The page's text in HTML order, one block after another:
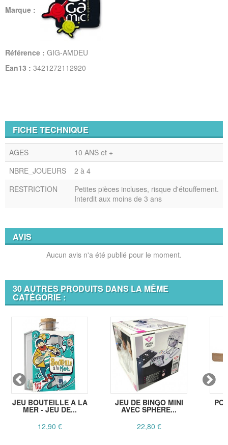
Marque :
Référence : GIG-AMDEU
Ean13 : 3421272112920
FICHE TECHNIQUE
AGES
10 ANS et +
NBRE_JOUEURS
2 à 4
RESTRICTION
Petites pièces incluses, risque d'étouffement.
Interdit aux moins de 3 ans
AVIS
Aucun avis n'a été publié pour le moment.
30 AUTRES PRODUITS DANS LA MÊME
CATÉGORIE :
JEU BOUTEILLE A LA
MER - JEU DE...
12,90 €
JEU DE BINGO MINI
AVEC SPHÈRE...
22,80 €